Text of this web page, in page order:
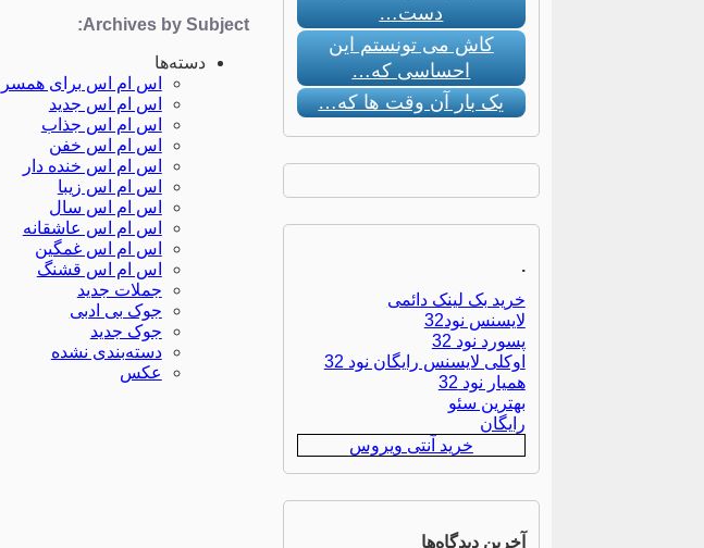
Archives by Subject:
دسته‌ها
اس ام اس برای همسر
اس ام اس جدید
اس ام اس جذاب
اس ام اس خفن
اس ام اس خنده دار
اس ام اس زیبا
اس ام اس سال
اس ام اس عاشقانه
اس ام اس غمگین
اس ام اس قشنگ
جملات جدید
جوک بی ادبی
جوک جدید
دسته‌بندی نشده
عکس
دست…
کاش می تونستم این
احساسی که…
یک بار آن وقت ها که…
.
خرید بک لینک دائمی
لایسنس نود32
پسورد نود 32
اوکلی لایسنس رایگان نود 32
همیار نود 32
بهترین سئو
رایگان
خرید آنتی ویروس
آخرین دیدگاه‌ها